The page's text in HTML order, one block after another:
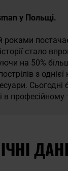
у Польщі.
стало
на 50%
з
в професійному
ДАНІ